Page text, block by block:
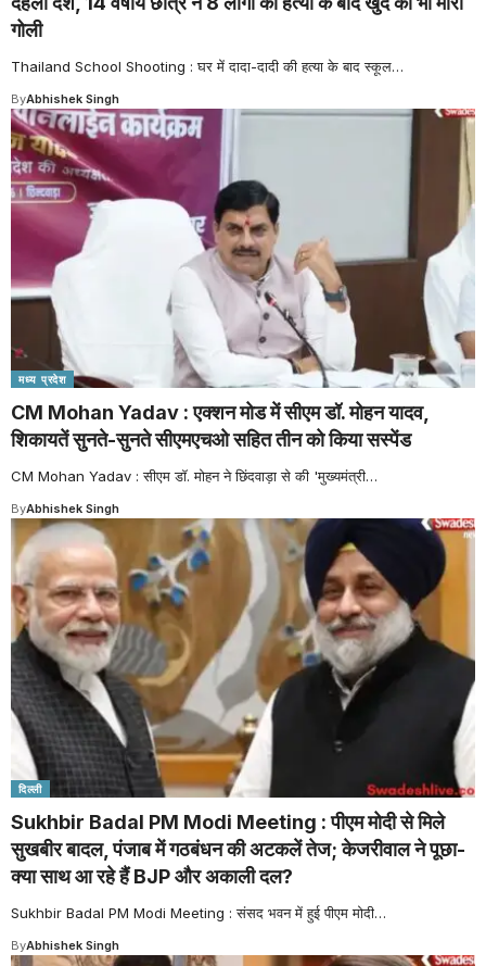
गोली
Thailand School Shooting : घर में दादा-दादी की हत्या के बाद स्कूल…
ByAbhishek Singh
मध्य प्रदेश
CM Mohan Yadav : एक्शन मोड में सीएम डॉ. मोहन यादव,
शिकायतें सुनते-सुनते सीएमएचओ सहित तीन को किया सस्पेंड
CM Mohan Yadav : सीएम डॉ. मोहन ने छिंदवाड़ा से की 'मुख्यमंत्री…
ByAbhishek Singh
दिल्ली
Sukhbir Badal PM Modi Meeting : पीएम मोदी से मिले
सुखबीर बादल, पंजाब में गठबंधन की अटकलें तेज; केजरीवाल ने पूछा-
क्या साथ आ रहे हैं BJP और अकाली दल?
Sukhbir Badal PM Modi Meeting : संसद भवन में हुई पीएम मोदी…
ByAbhishek Singh